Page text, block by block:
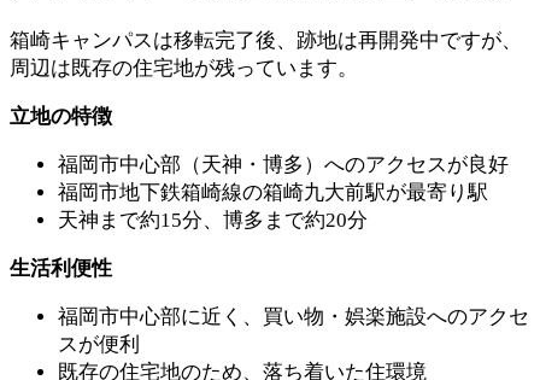
箱崎キャンパスは移転完了後、跡地は再開発中ですが、
周辺は既存の住宅地が残っています。
立地の特徴
福岡市中心部（天神・博多）へのアクセスが良好
福岡市地下鉄箱崎線の箱崎九大前駅が最寄り駅
天神まで約15分、博多まで約20分
生活利便性
福岡市中心部に近く、買い物・娯楽施設へのアクセ
スが便利
既存の住宅地のため、落ち着いた住環境